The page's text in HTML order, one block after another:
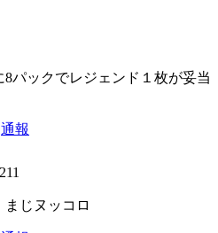
パックでレジェンド１枚が妥当
通報
じヌッコロ